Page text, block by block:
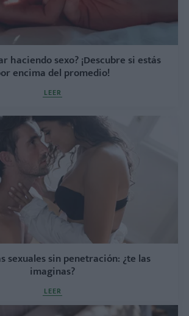
haciendo sexo? ¡Descubre si estás
encima del promedio!
LEER
sexuales sin penetración: ¿te las
imaginas?
LEER